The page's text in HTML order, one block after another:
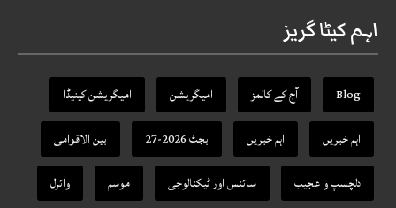
اہم کیٹا گریز
Blog آج کے کالمز امیگریشن
امیگریشن کینیڈا
اہم خبریں
اہم خبریں بجٹ 2026-27
بین الاقوامی
دلچسپ و عجیب
سائنس اور ٹیکنالوجی موسم
وائرل